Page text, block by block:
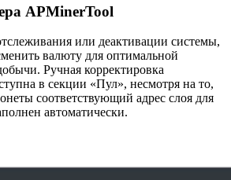
APMinerTool
или деактивации системы,
валюту для оптимальной
Ручная корректировка
в секции «Пул», несмотря на то,
соответствующий адрес слоя для
автоматически.